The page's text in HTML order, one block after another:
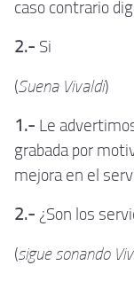
caso contrario
2.- Si
(Suena Vivaldi)
1.- Le
grabada por
mejora en el
2.- ¿Son los
(sigue sonando